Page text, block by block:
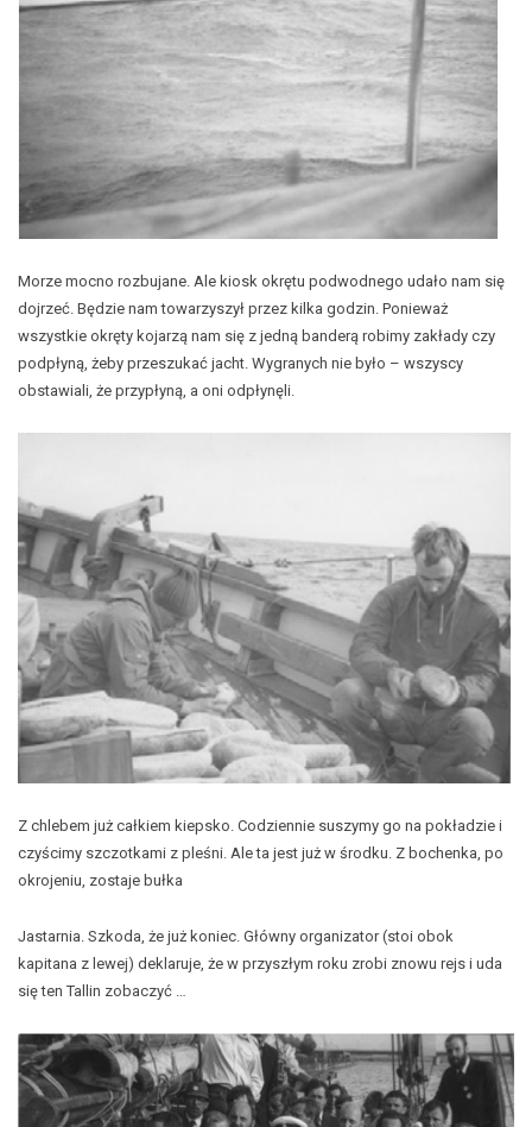
Morze mocno rozbujane. Ale kiosk okrętu podwodnego udało nam się
dojrzeć. Będzie nam towarzyszył przez kilka godzin. Ponieważ
wszystkie okręty kojarzą nam się z jedną banderą robimy zakłady czy
podpłyną, żeby przeszukać jacht. Wygranych nie było – wszyscy
obstawiali, że przypłyną, a oni odpłynęli.
Z chlebem już całkiem kiepsko. Codziennie suszymy go na pokładzie i
czyścimy szczotkami z pleśni. Ale ta jest już w środku. Z bochenka, po
okrojeniu, zostaje bułka
Jastarnia. Szkoda, że już koniec. Główny organizator (stoi obok
kapitana z lewej) deklaruje, że w przyszłym roku zrobi znowu rejs i uda
się ten Tallin zobaczyć …